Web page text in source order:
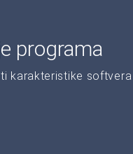
programa
karakteristike